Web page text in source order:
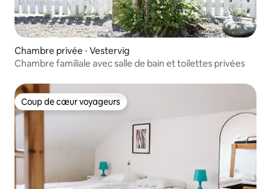
Chambre privée ⋅ Vestervig
Chambre familiale avec salle de bain et toilettes privées
Coup de cœur voyageurs
Coup de cœur voyageurs